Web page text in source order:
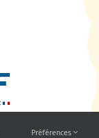
Préférences